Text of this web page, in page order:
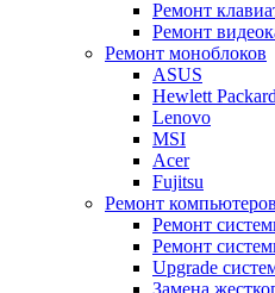
Ремонт
Ремонт
Ремонт моноблоков
ASUS
Hewlett Packard
Lenovo
MSI
Acer
Fujitsu
Ремонт компьютеров
Ремонт
Ремонт
Upgrade
Замена